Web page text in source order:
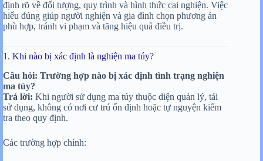
định rõ về đối tượng, quy trình và hình thức cai nghiện. Việc
hiểu đúng giúp người nghiện và gia đình chọn phương án
phù hợp, tránh vi phạm và tăng hiệu quả điều trị.
1. Khi nào bị xác định là nghiện ma túy?
Câu hỏi: Trường hợp nào bị xác định tình trạng nghiện
ma túy?
Trả lời: Khi người sử dụng ma túy thuộc diện quản lý, tái
sử dụng, không có nơi cư trú ổn định hoặc tự nguyện kiểm
tra theo quy định.
Các trường hợp chính: